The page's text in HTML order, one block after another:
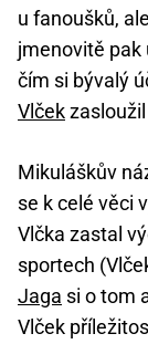
u fanoušků,
jmenovitě pak
čím si bývalý
Vlček
Mikuláškův
se k celé věci
Vlčka zastal
sportech
Jaga si o tom
Vlček